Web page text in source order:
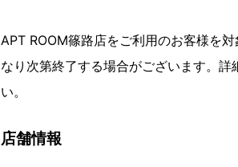
APT ROOM篠路店をご利用のお客様を
なり次第終了する場合がございます。
い。
店舗情報